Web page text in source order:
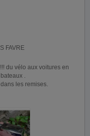
FAVRE
du vélo aux voitures en
.
les remises.